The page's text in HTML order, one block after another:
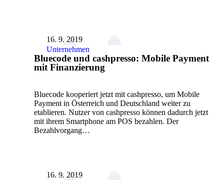
16. 9. 2019
Unternehmen
Bluecode und cashpresso: Mobile Payment
mit Finanzierung
Bluecode kooperiert jetzt mit cashpresso, um Mobile
Payment in Österreich und Deutschland weiter zu
etablieren. Nutzer von cashpresso können dadurch jetzt
mit ihrem Smartphone am POS bezahlen. Der
Bezahlvorgang…
16. 9. 2019